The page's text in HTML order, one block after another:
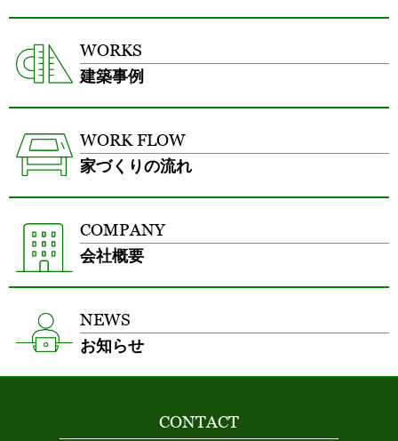
WORKS
建築事例
WORK FLOW
家づくりの流れ
COMPANY
会社概要
NEWS
お知らせ
CONTACT